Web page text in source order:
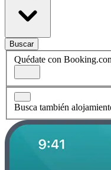
Buscar
Quédate con
Busca también